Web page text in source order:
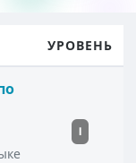
УРОВЕНЬ
I